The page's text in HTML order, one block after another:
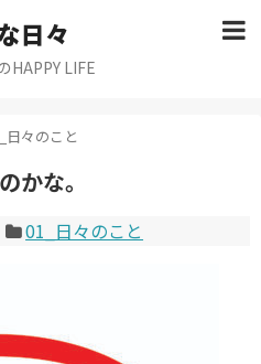
日々
HAPPY LIFE
日々のこと
かな。
01_日々のこと